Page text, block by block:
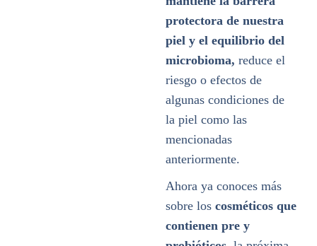
protectora de nuestra
piel y el equilibrio del
microbioma, reduce el
riesgo o efectos de
algunas condiciones de
la piel como las
mencionadas
anteriormente.
Ahora ya conoces más
sobre los cosméticos que
contienen pre y